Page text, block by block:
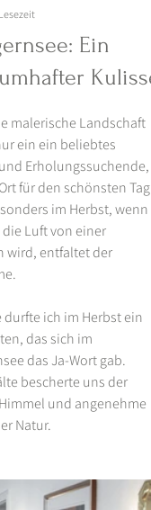
Ein
malerische Landschaft
ein ein beliebtes
Erholungssuchende,
für den schönsten
im Herbst, wenn
Luft von einer
wird, entfaltet der
durfte ich im Herbst ein
das sich im
das Ja-Wort gab.
bescherte uns der
und angenehme
Natur.